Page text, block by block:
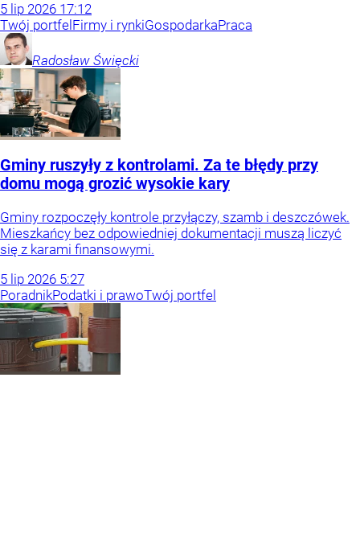
5 lip 2026 17:12
Twój portfel Firmy i rynkiGospodarkaPraca
Radosław Święcki
Gminy ruszyły z kontrolami. Za te błędy przy
domu mogą grozić wysokie kary
Gminy rozpoczęły kontrole przyłączy, szamb i deszczówek.
Mieszkańcy bez odpowiedniej dokumentacji muszą liczyć
się z karami finansowymi.
5 lip 2026 5:27
PoradnikPodatki i prawoTwój portfel